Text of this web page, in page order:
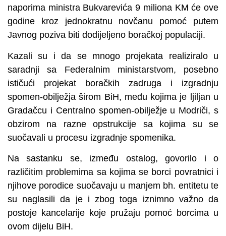
naporima ministra Bukvarevića 9 miliona KM će ove
godine kroz jednokratnu novčanu pomoć putem
Javnog poziva biti dodijeljeno boračkoj populaciji.
Kazali su i da se mnogo projekata realiziralo u
saradnji sa Federalnim ministarstvom, posebno
ističući projekat boračkih zadruga i izgradnju
spomen-obilježja širom BiH, među kojima je ljiljan u
Gradačcu i Centralno spomen-obilježje u Modriči, s
obzirom na razne opstrukcije sa kojima su se
suočavali u procesu izgradnje spomenika.
Na sastanku se, između ostalog, govorilo i o
različitim problemima sa kojima se borci povratnici i
njihove porodice suočavaju u manjem bh. entitetu te
su naglasili da je i zbog toga iznimno važno da
postoje kancelarije koje pružaju pomoć borcima u
ovom dijelu BiH.